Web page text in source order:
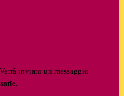
Verrà inviato un messaggio